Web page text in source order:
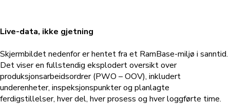
Live-data, ikke gjetning
Skjermbildet nedenfor er hentet fra et RamBase-miljø i sanntid.
Det viser en fullstendig eksplodert oversikt over
produksjonsarbeidsordrer (PWO – OOV), inkludert
underenheter, inspeksjonspunkter og planlagte
ferdigstillelser, hver del, hver prosess og hver loggførte time.